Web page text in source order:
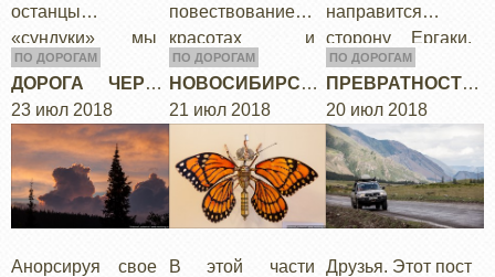
останцы
«сундуки» мы
заночевали
неподалеку на
реке Большой
Июс. Июса под
горой Тарпиг. На
горе якобы есть
остатки крепости
ПО ДОРОГАМ
повествование о
красотах и
достопримечател
ьностях по пути
из Москвы в
Магадан. На этот
раз я немного
отойду от…
ПО ДОРОГАМ
направится в
сторону Ергаки.
Но сначала
решили заехать
на Саяно-
Шушенскую ГЭС,
она была прямо
по пути.
…
ПО ДОРОГАМ
ДОРОГА ЧЕРЕЗ
ГОРНУЮ
ШОРИЮ
23 июл 2018
Анорсируя свое
НОВОСИБИРСКИ
Й МУЗЕЙ
21 июл 2018
В этой части
ПРЕВРАТНОСТИ
ПУТИ ИЛИ ДУХ
АЛТАЯ
20 июл 2018
Друзья. Этот пост